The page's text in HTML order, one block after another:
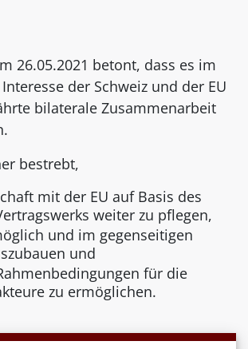
26.05.2021 betont, dass es im
der Schweiz und der EU
bilaterale Zusammenarbeit
bestrebt,
mit der EU auf Basis des
weiter zu pflegen,
und im gegenseitigen
und
für die
zu ermöglichen.